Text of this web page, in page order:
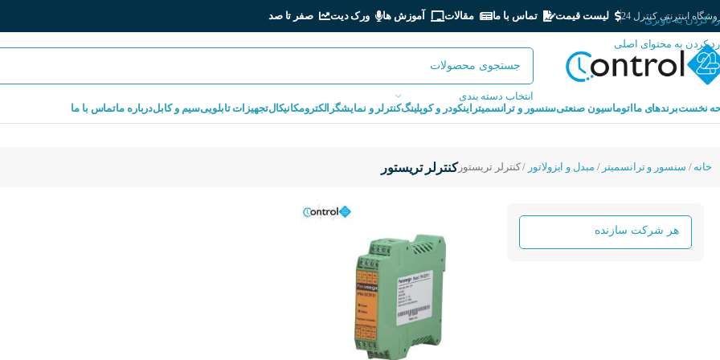
رد کردن به ناوبری
رد کردن به محتوای اصلی
اینترنتی کنترل 24 لیست قیمت تماس با ما مقالات آموزش ها ورک دیت صفر تا صد
انتخاب دسته بندی
نخستبرندهای ما اتوماسیون صنعتیسنسور و ترانسمیتر اینکودر و کوپلینگکنترلر و نمایشگر الکترومکانیکالتجهیزات تابلوییسیم و کابلدرباره ماتماس با ما
خانه سنسور و ترانسمیتر مبدل و ایزولاتور کنترلر تریستورکنترلر تریستور